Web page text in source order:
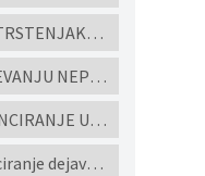
USTANOVA DR. ANTONA TRSTENJAKA - Razpisi za študijske programe in projekte 2022
JAVNI RAZPIS O DODELJEVANJU NEPOVRATNIH FINANČNIH SREDSTEV ZA IZGRADNJO MALIH KOMUNALNIH ČISTILNIH NAPRAV IN HIŠNIH PREČRPALIŠČ V OBČINI CERKVENJAK V LETU 2026
JAVNI RAZPIS ZA SOFINANCIRANJE UKREPOV POSPEŠEVANJA IN SPODBUJANJE RAZVOJA MALEGA GOSPODARSTVA V OBČINI CERKVENJAK ZA LETO 2026
JAVNI RAZPIS za sofinanciranje dejavnosti ljubiteljske kulture, javnih kulturnih programov in javnih kulturnih prireditev in projektov v Občini Cerkvenjak za leto 2026